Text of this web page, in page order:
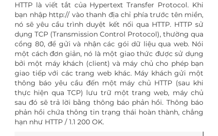
HTTP là viết tắt của Hypertext Transfer Protocol. Khi
bạn nhập http:// vào thanh địa chỉ phía trước tên miền,
nó sẽ yêu cầu trình duyệt kết nối qua HTTP. HTTP sử
dụng TCP (Transmission Control Protocol), thường qua
cổng 80, để gửi và nhận các gói dữ liệu qua web. Nói
một cách đơn giản, nó là một giao thức được sử dụng
bởi một máy khách (client) và máy chủ cho phép bạn
giao tiếp với các trang web khác. Máy khách gửi một
thông báo yêu cầu đến một máy chủ HTTP (sau khi
thực hiện qua TCP) lưu trữ một trang web, máy chủ
sau đó sẽ trả lời bằng thông báo phản hồi. Thông báo
phản hồi chứa thông tin trạng thái hoàn thành, chẳng
hạn như HTTP / 1.1 200 OK.